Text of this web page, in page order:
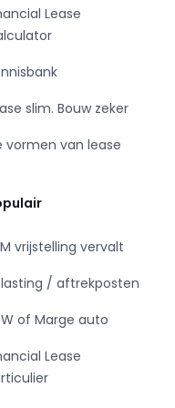
de prijs is
Lease
slim. Bouw zeker
vormen van lease
vrijstelling vervalt
/ aftrekposten
of Marge auto
Lease